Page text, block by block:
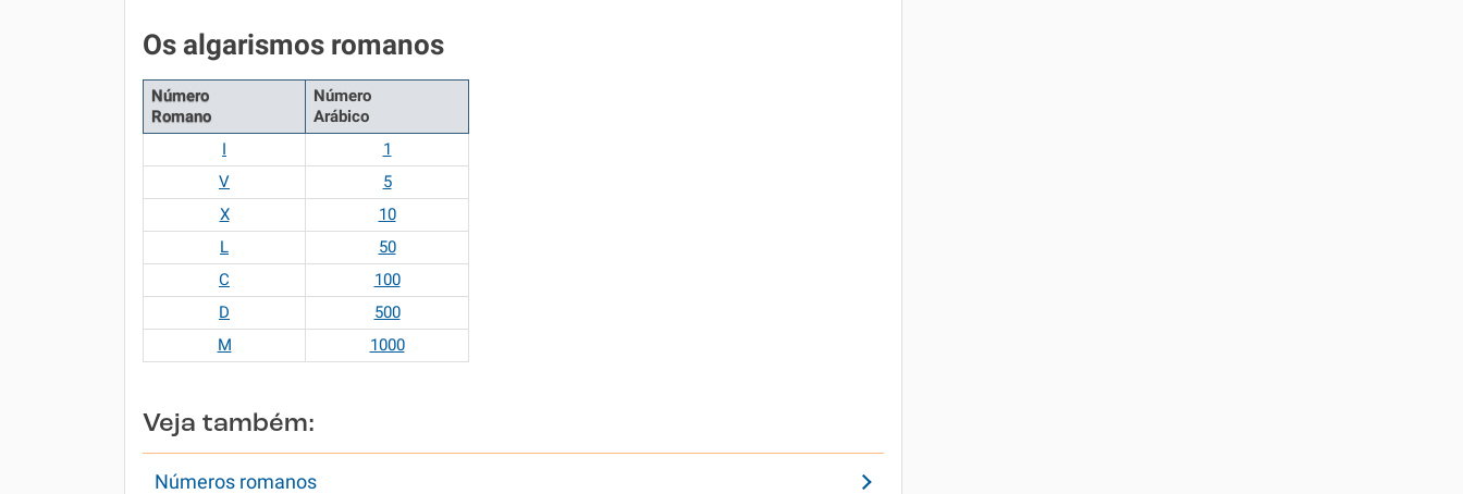
Os algarismos romanos
Número
Romano
Número
Arábico
I
1
V
5
X
10
L
50
C
100
D
500
M
1000
Veja também:
Números romanos